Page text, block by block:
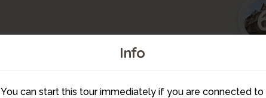
Info
You can start this tour immediately if you are connected to